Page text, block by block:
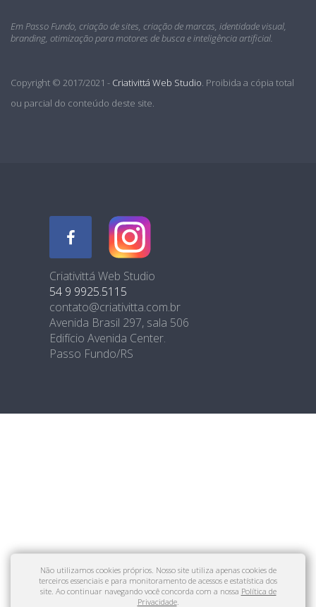
Em Passo Fundo, criação de sites, criação de marcas, identidade visual,
branding, otimização para motores de busca e inteligência artificial.
Copyright © 2017/2021 - Criativittá Web Studio. Proibida a cópia total
ou parcial do conteúdo deste site.
Criativittá Web Studio
54 9 9925.5115
contato@criativitta.com.br
Avenida Brasil 297, sala 506
Edifício Avenida Center.
Passo Fundo/RS
Não utilizamos cookies próprios. Nosso site utiliza apenas cookies de
terceiros essenciais e para monitoramento de acessos e estatística dos
site. Ao continuar navegando você concorda com a nossa Política de
Privacidade.